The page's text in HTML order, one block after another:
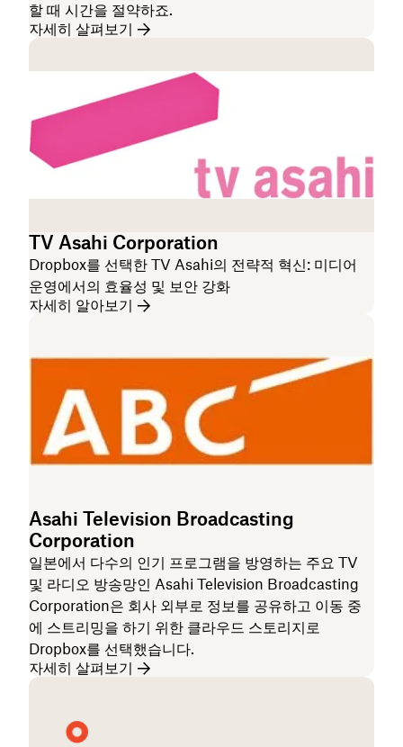
할 때 시간을 절약하죠.
자세히 살펴보기
TV Asahi Corporation
Dropbox를 선택한 TV Asahi의 전략적 혁신: 미디어
운영에서의 효율성 및 보안 강화
자세히 알아보기
Asahi Television Broadcasting
Corporation
일본에서 다수의 인기 프로그램을 방영하는 주요 TV
및 라디오 방송망인 Asahi Television Broadcasting
Corporation은 회사 외부로 정보를 공유하고 이동 중
에 스트리밍을 하기 위한 클라우드 스토리지로
Dropbox를 선택했습니다.
자세히 살펴보기